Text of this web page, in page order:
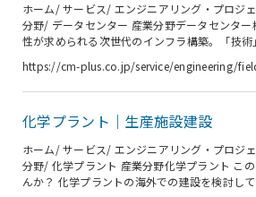
ホーム/ サービス/ エンジニアリング・プロジ
分野/ データセンター 産業分野データセンタ
性が求められる次世代のインフラ構築。「技
的な普及とデジタルトランスフォーメーション
つてない構造的転換期にあります。データセ
力不足、および電力供給の逼迫という「三重の
https://cm-plus.co.jp/service/engineering/
化学プラント｜生産施設建設
ホーム/ サービス/ エンジニアリング・プロジ
分野/ 化学プラント 産業分野化学プラント こ
んか？ 化学プラントの海外での建設を検討し